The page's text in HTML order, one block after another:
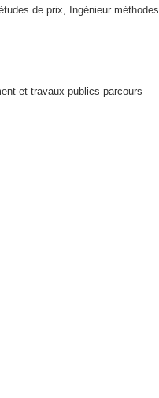
de prix, Ingénieur méthodes,
et travaux publics parcours